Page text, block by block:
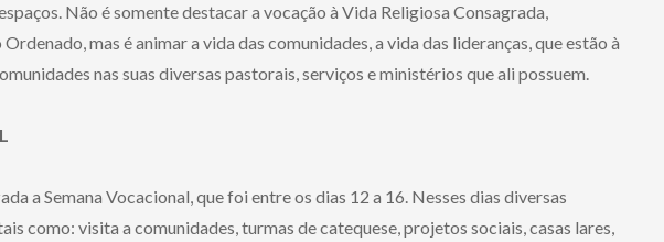
Não é somente destacar a vocação à Vida Religiosa Consagrada,
mas é animar a vida das comunidades, a vida das lideranças, que estão à
nas suas diversas pastorais, serviços e ministérios que ali possuem.
a Semana Vocacional, que foi entre os dias 12 a 16. Nesses dias diversas
como: visita a comunidades, turmas de catequese, projetos sociais, casas lares,